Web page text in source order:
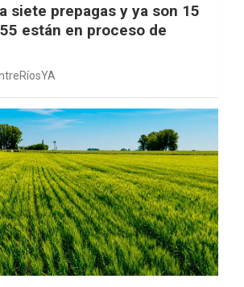
siete prepagas y ya son 15
están en proceso de